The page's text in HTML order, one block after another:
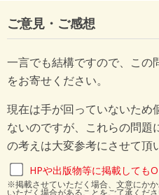
ご意見・ご感想
一言でも結構ですので、この
をお寄せください。
現在は手が回っていないため
ないのですが、これらの問題
の考えは大変参考にさせて頂
HPや出版物等に掲載しても
※掲載させていただく場合、文意にか